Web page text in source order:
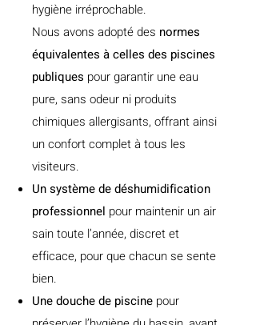
hygiène irréprochable.
Nous avons adopté des normes
équivalentes à celles des piscines
publiques pour garantir une eau
pure, sans odeur ni produits
chimiques allergisants, offrant ainsi
un confort complet à tous les
visiteurs.
Un système de déshumidification
professionnel pour maintenir un air
sain toute l’année, discret et
efficace, pour que chacun se sente
bien.
Une douche de piscine pour